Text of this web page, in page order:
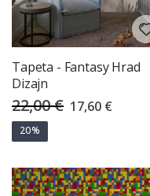
Tapeta - Fantasy Hrad
Dizajn
22,00 € Special
Price
17,60 €
20%